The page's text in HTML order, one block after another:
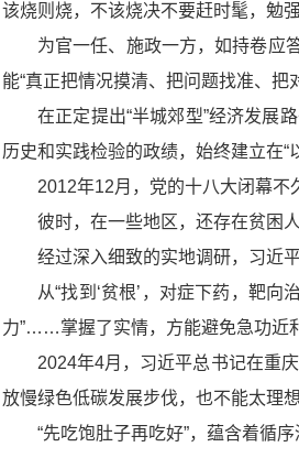
该烧则烧，不该烧决不要赶时髦，勉强
为官一任、施政一方，如持卷应
能“真正把情况摸清、把问题找准、把
在正定提出“半城郊型”经济发展
历史和实践检验的政绩，始终建立在“
2012年12月，党的十八大闭幕不
彼时，在一些地区，还存在贫困
经过深入细致的实地调研，习近
从“找到‘贫根’，对症下药，靶向
力”……掌握了实情，方能避免急功近
2024年4月，习近平总书记在重
放慢绿色低碳发展步伐，也不能太理
“先吃饱肚子再吃好”，蕴含着循序